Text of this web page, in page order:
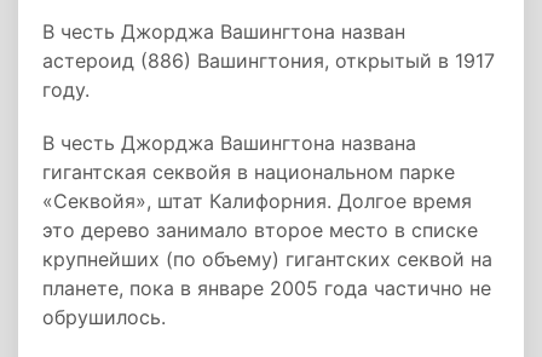
В честь Джорджа Вашингтона назван
астероид (886) Вашингтония, открытый в 1917
году.
В честь Джорджа Вашингтона названа
гигантская секвойя в национальном парке
«Секвойя», штат Калифорния. Долгое время
это дерево занимало второе место в списке
крупнейших (по объему) гигантских секвой на
планете, пока в январе 2005 года частично не
обрушилось.